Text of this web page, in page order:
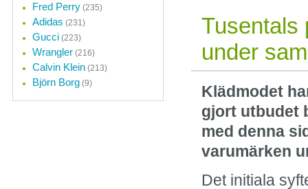
Tusentals
under
Klädmodet
gjort utbudet
med denna
varumärken
Det initiala
Fred Perry (235)
Adidas (231)
Gucci (223)
Wrangler (216)
Calvin Klein (213)
Björn Borg (9)